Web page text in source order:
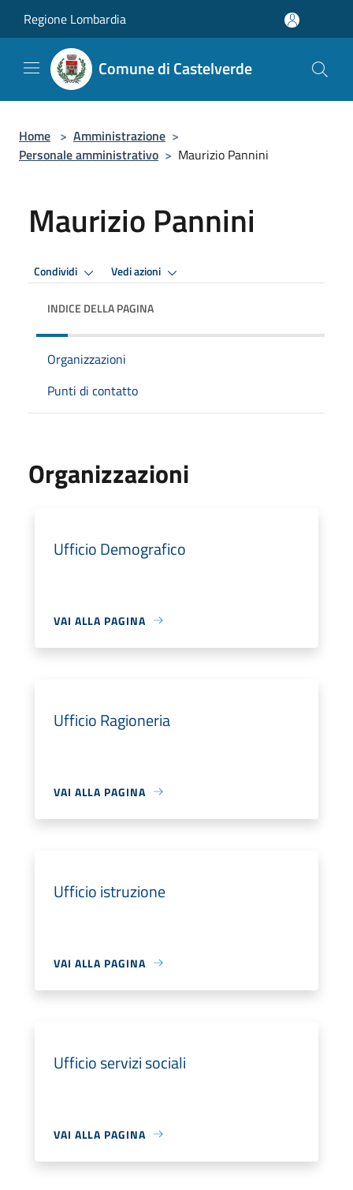
Regione Lombardia
Comune di Castelverde
Home > Amministrazione >
Personale amministrativo > Maurizio Pannini
Maurizio Pannini
Condividi Vedi azioni
INDICE DELLA PAGINA
Organizzazioni
Punti di contatto
Organizzazioni
Ufficio Demografico
VAI ALLA PAGINA
Ufficio Ragioneria
VAI ALLA PAGINA
Ufficio istruzione
VAI ALLA PAGINA
Ufficio servizi sociali
VAI ALLA PAGINA